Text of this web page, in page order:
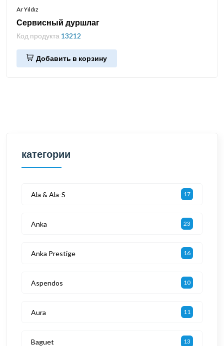
Ar Yıldız
Сервисный дуршлаг
Код продукта 13212
Добавить в корзину
категории
Ala & Ala-S 17
Anka 23
Anka Prestige 16
Aspendos 10
Aura 11
Baguet 13